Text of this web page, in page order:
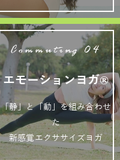
Commuting 04
エモーションヨガ®
「静」と「動」を組み合わせ
た
新感覚エクササイズヨガ